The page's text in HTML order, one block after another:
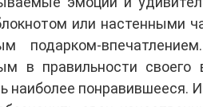
или настенными
подарком-
в правильности
наиболее понравившееся.